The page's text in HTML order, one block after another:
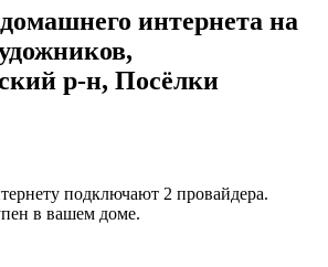
интернета на
р-н, Посёлки
подключают 2 провайдера.
в вашем доме.